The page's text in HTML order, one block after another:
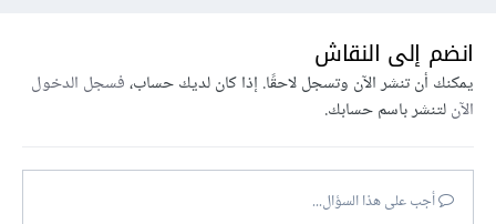
أيضًا تطبيقات الخرائط مثل Google Maps و Apple Maps
تعتمد على خوارزميات البحث للعثور على المواقع والشركات.
انضم إلى النقاش
يمكنك أن تنشر الآن وتسجل لاحقًا. إذا كان لديك حساب،فسجل الدخول
الآنلتنشر باسم حسابك.
أجب على هذا السؤال...